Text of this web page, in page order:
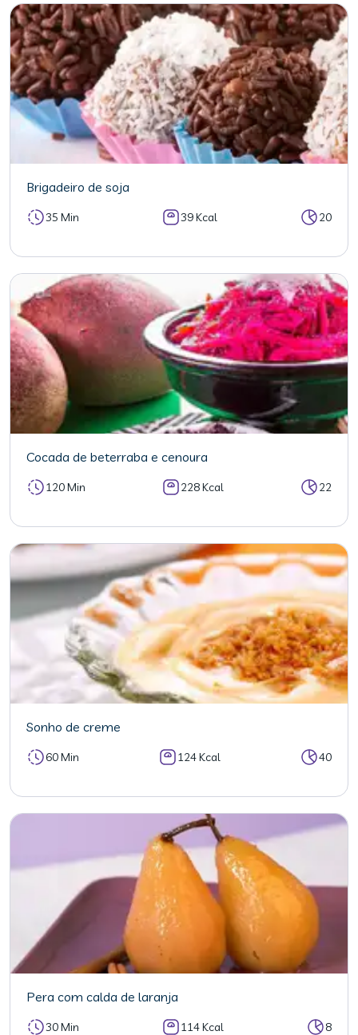
Brigadeiro de soja
35 Min 39 Kcal 20
Cocada de beterraba e cenoura
120 Min 228 Kcal 22
Sonho de creme
60 Min 124 Kcal 40
Pera com calda de laranja
30 Min 114 Kcal 8